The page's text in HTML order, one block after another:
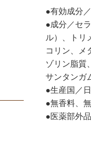
●有効成分
●成分／セ
ル）、トリ
コリン、メ
ゾリン脂質
サンタンガ
●生産国／
●無香料、
●医薬部外品